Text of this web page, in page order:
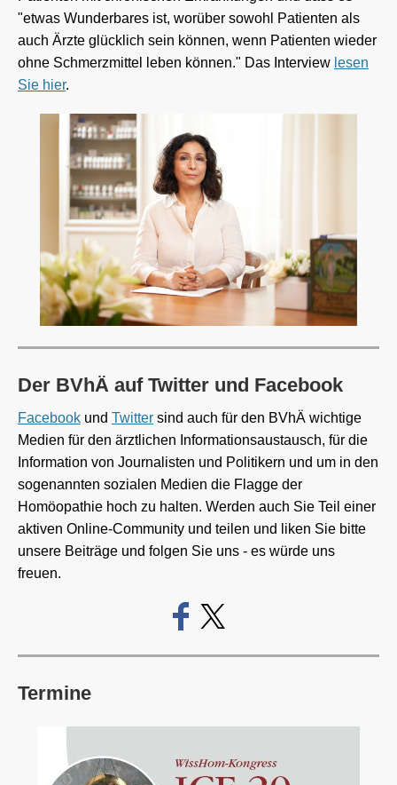
"etwas Wunderbares ist, worüber sowohl Patienten als
auch Ärzte glücklich sein können, wenn Patienten wieder
ohne Schmerzmittel leben können." Das Interview lesen
Sie hier.
Der BVhÄ auf Twitter und Facebook
Facebook und Twitter sind auch für den BVhÄ wichtige
Medien für den ärztlichen Informationsaustausch, für die
Information von Journalisten und Politikern und um in den
sogenannten sozialen Medien die Flagge der
Homöopathie hoch zu halten. Werden auch Sie Teil einer
aktiven Online-Community und teilen und liken Sie bitte
unsere Beiträge und folgen Sie uns - es würde uns
freuen.
Termine